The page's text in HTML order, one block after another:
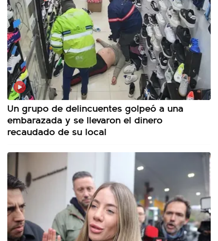
Un grupo de delincuentes golpeó a una
embarazada y se llevaron el dinero
recaudado de su local